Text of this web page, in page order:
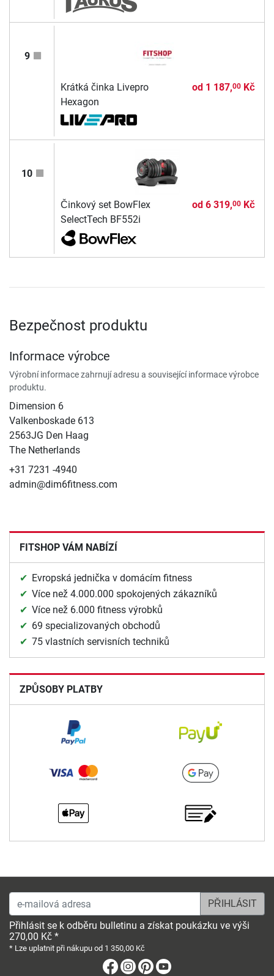
9
Krátká činka Livepro
Hexagon
od 1 187,00Kč
10
Činkový set BowFlex
SelectTech BF552i
od 6 319,00Kč
Bezpečnost produktu
Informace výrobce
Výrobní informace zahrnují adresu a související informace výrobce
produktu.
Dimension 6
Valkenboskade 613
2563JG Den Haag
The Netherlands
+31 7231 -4940
admin@dim6fitness.com
FITSHOP VÁM NABÍZÍ
Evropská jednička v domácím fitness
Více než 4.000.000 spokojených zákazníků
Více než 6.000 fitness výrobků
69 specializovaných obchodů
75 vlastních servisních techniků
ZPŮSOBY PLATBY
e-mailová adresa
Přihlásit se k odběru bulletinu a získat poukázku ve výši
270,00 Kč *
* Lze uplatnit při nákupu od 1 350,00 Kč
Facebook
Instagram
Pinterest